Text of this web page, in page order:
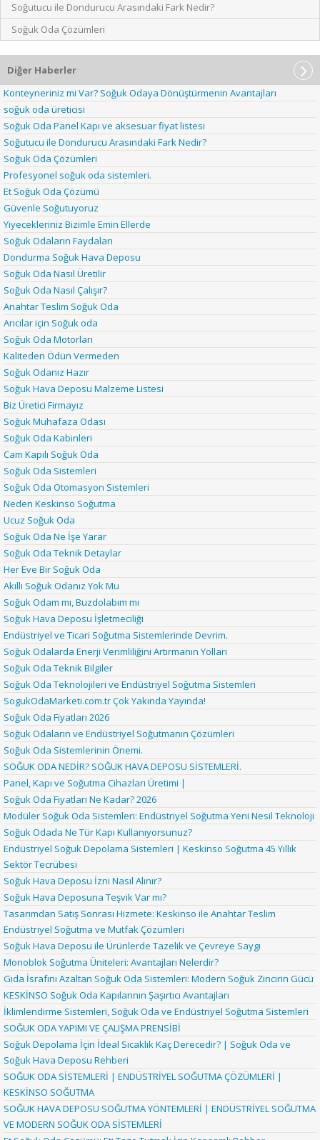
Soğutucu ile Dondurucu Arasındaki Fark Nedir?
Soğuk Oda Çözümleri
Diğer Haberler
Konteyneriniz mi Var? Soğuk Odaya Dönüştürmenin Avantajları
soğuk oda üreticisi
Soğuk Oda Panel Kapı ve aksesuar fiyat listesi
Soğutucu ile Dondurucu Arasındaki Fark Nedir?
Soğuk Oda Çözümleri
Profesyonel soğuk oda sistemleri.
Et Soğuk Oda Çözümü
Güvenle Soğutuyoruz
Yiyecekleriniz Bizimle Emin Ellerde
Soğuk Odaların Faydaları
Dondurma Soğuk Hava Deposu
Soğuk Oda Nasıl Üretilir
Soğuk Oda Nasıl Çalışır?
Anahtar Teslim Soğuk Oda
Arıcılar için Soğuk oda
Soğuk Oda Motorları
Kaliteden Ödün Vermeden
Soğuk Odanız Hazır
Soğuk Hava Deposu Malzeme Listesi
Biz Üretici Firmayız
Soğuk Muhafaza Odası
Soğuk Oda Kabinleri
Cam Kapılı Soğuk Oda
Soğuk Oda Sistemleri
Soğuk Oda Otomasyon Sistemleri
Neden Keskinso Soğutma
Ucuz Soğuk Oda
Soğuk Oda Ne İşe Yarar
Soğuk Oda Teknik Detaylar
Her Eve Bir Soğuk Oda
Akıllı Soğuk Odanız Yok Mu
Soğuk Odam mı, Buzdolabım mı
Soğuk Hava Deposu İşletmeciliği
Endüstriyel ve Ticari Soğutma Sistemlerinde Devrim.
Soğuk Odalarda Enerji Verimliliğini Artırmanın Yolları
Soğuk Oda Teknik Bilgiler
Soğuk Oda Teknolojileri ve Endüstriyel Soğutma Sistemleri
SogukOdaMarketi.com.tr Çok Yakında Yayında!
Soğuk Oda Fiyatları 2026
Soğuk Odaların ve Endüstriyel Soğutmanın Çözümleri
Soğuk Oda Sistemlerinin Önemi.
SOĞUK ODA NEDİR? SOĞUK HAVA DEPOSU SİSTEMLERİ.
Panel, Kapı ve Soğutma Cihazları Üretimi |
Soğuk Oda Fiyatları Ne Kadar? 2026
Modüler Soğuk Oda Sistemleri: Endüstriyel Soğutma Yeni Nesil Teknoloji
Soğuk Odada Ne Tür Kapı Kullanıyorsunuz?
Endüstriyel Soğuk Depolama Sistemleri | Keskinso Soğutma 45 Yıllık
Sektör Tecrübesi
Soğuk Hava Deposu İzni Nasıl Alınır?
Soğuk Hava Deposuna Teşvik Var mı?
Tasarımdan Satış Sonrası Hizmete: Keskinso ile Anahtar Teslim
Endüstriyel Soğutma ve Mutfak Çözümleri
Soğuk Hava Deposu ile Ürünlerde Tazelik ve Çevreye Saygı
Monoblok Soğutma Üniteleri: Avantajları Nelerdir?
Gıda İsrafını Azaltan Soğuk Oda Sistemleri: Modern Soğuk Zincirin Gücü
KESKİNSO Soğuk Oda Kapılarının Şaşırtıcı Avantajları
İklimlendirme Sistemleri, Soğuk Oda ve Endüstriyel Soğutma Sistemleri
SOĞUK ODA YAPIMI VE ÇALIŞMA PRENSİBİ
Soğuk Depolama İçin İdeal Sıcaklık Kaç Derecedir? | Soğuk Oda ve
Soğuk Hava Deposu Rehberi
SOĞUK ODA SİSTEMLERİ | ENDÜSTRİYEL SOĞUTMA ÇÖZÜMLERİ |
KESKİNSO SOĞUTMA
SOĞUK HAVA DEPOSU SOĞUTMA YÖNTEMLERİ | ENDÜSTRİYEL SOĞUTMA
VE MODERN SOĞUK ODA SİSTEMLERİ